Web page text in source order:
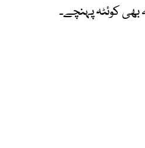
بھی کوئٹہ پہنچے۔